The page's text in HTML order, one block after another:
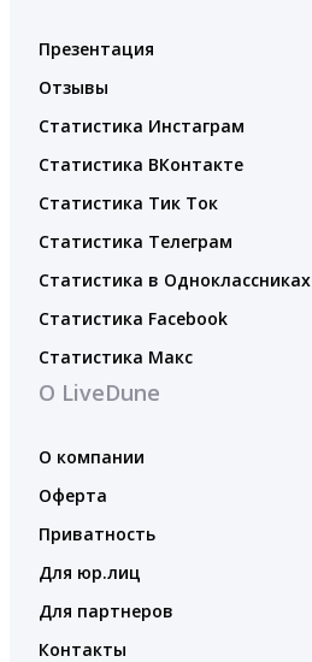
Презентация
Отзывы
Статистика Инстаграм
Статистика ВКонтакте
Статистика Тик Ток
Статистика Телеграм
Статистика в Одноклассниках
Статистика Facebook
Статистика Макс
О LiveDune
О компании
Оферта
Приватность
Для юр.лиц
Для партнеров
Контакты